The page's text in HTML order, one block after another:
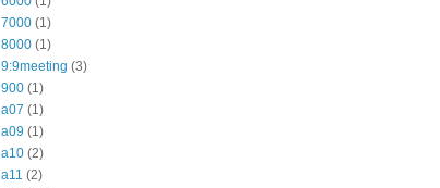
7000 (1)
8000 (1)
9:9meeting (3)
900 (1)
a07 (1)
a09 (1)
a10 (2)
a11 (2)